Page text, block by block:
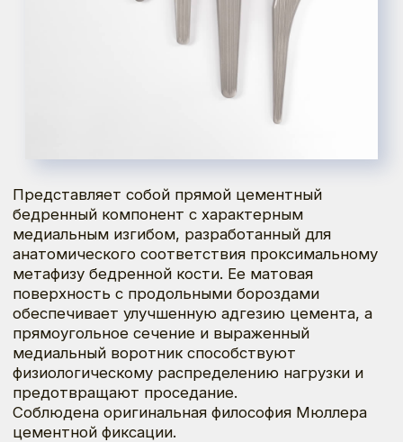
Посадочный конус выполнен по евростандарту
анатомического соответствия проксимальному
метафизу бедренной кости. Ее матовая
поверхность с продольными бороздами
обеспечивает улучшенную адгезию цемента, а
физиологическому распределению нагрузки и
Показания к применению:
Переломы шейки бедренной кости.
диспластический коксартроз при сниженном
качестве костной ткани.
посттравматический артроз тазобедренного
сустава;
асептический некроз головки бедренной
первичный или вторичный деформирующий
коксартроз;
Дегенеративно-дистрофические
заболевания тазобедренного сустава: